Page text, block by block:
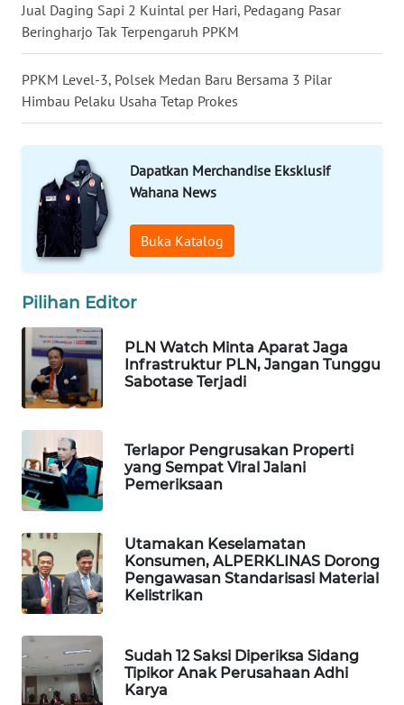
Jual Daging Sapi 2 Kuintal per Hari, Pedagang Pasar
Beringharjo Tak Terpengaruh PPKM
PPKM Level-3, Polsek Medan Baru Bersama 3 Pilar
Himbau Pelaku Usaha Tetap Prokes
Dapatkan Merchandise Eksklusif
Wahana News
Buka Katalog
Pilihan Editor
PLN Watch Minta Aparat Jaga
Infrastruktur PLN, Jangan Tunggu
Sabotase Terjadi
Terlapor Pengrusakan Properti
yang Sempat Viral Jalani
Pemeriksaan
Utamakan Keselamatan
Konsumen, ALPERKLINAS Dorong
Pengawasan Standarisasi Material
Kelistrikan
Sudah 12 Saksi Diperiksa Sidang
Tipikor Anak Perusahaan Adhi
Karya
WN
MALUT
WN
DAIRI
DANAU
TOBA
WN
NIAS
WN
LANGKAT
WN
TAPANULI
SELATAN
WN
TANJUNG
LESUNG
WN
KARO
WN
WN
LABUHANBATU